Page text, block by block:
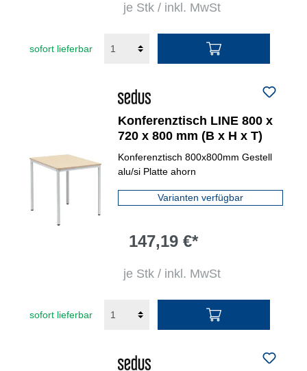
je Stk / inkl. MwSt
sofort lieferbar
Konferenztisch LINE 800 x
720 x 800 mm (B x H x T)
Konferenztisch 800x800mm Gestell
alu/si Platte ahorn
Varianten verfügbar
147,19 €*
je Stk / inkl. MwSt
sofort lieferbar